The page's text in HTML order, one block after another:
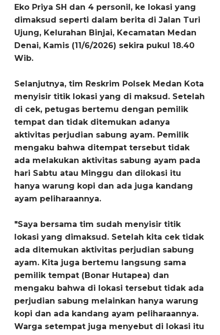
Eko Priya SH dan 4 personil, ke lokasi yang
dimaksud seperti dalam berita di Jalan Turi
Ujung, Kelurahan Binjai, Kecamatan Medan
Denai, Kamis (11/6/2026) sekira pukul 18.40
Wib.
Selanjutnya, tim Reskrim Polsek Medan Kota
menyisir titik lokasi yang di maksud. Setelah
di cek, petugas bertemu dengan pemilik
tempat dan tidak ditemukan adanya
aktivitas perjudian sabung ayam. Pemilik
mengaku bahwa ditempat tersebut tidak
ada melakukan aktivitas sabung ayam pada
hari Sabtu atau Minggu dan dilokasi itu
hanya warung kopi dan ada juga kandang
ayam peliharaannya.
"Saya bersama tim sudah menyisir titik
lokasi yang dimaksud. Setelah kita cek tidak
ada ditemukan aktivitas perjudian sabung
ayam. Kita juga bertemu langsung sama
pemilik tempat (Bonar Hutapea) dan
mengaku bahwa di lokasi tersebut tidak ada
perjudian sabung melainkan hanya warung
kopi dan ada kandang ayam peliharaannya.
Warga setempat juga menyebut di lokasi itu